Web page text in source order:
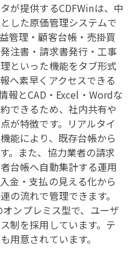
が提供するCDFWinは、中
した原価管理システムで
管理・顧客台帳・売掛買
注書・請求書発行・工事
といった機能をタブ形式
へ素早くアクセスできる
報とCAD・Excel・Wordな
できるため、社内共有や
が特徴です。リアルタイ
能により、既存台帳から
。また、協力業者の請求
台帳へ自動集計する運用
金・支払の見える化から
の流れで管理できます。
ンプレミス型で、ユーザ
制を採用しています。テ
用意されています。